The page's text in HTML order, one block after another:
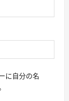
に自分の名